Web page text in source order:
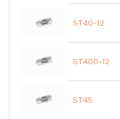
ST40-12
ST400-12
ST45